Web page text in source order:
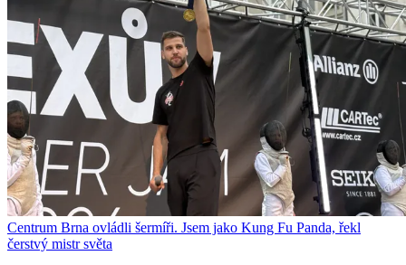
Centrum Brna ovládli šermíři. Jsem jako Kung Fu Panda, řekl
čerstvý mistr světa